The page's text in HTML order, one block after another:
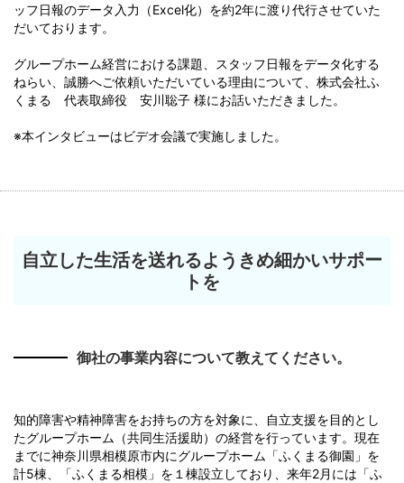
ッフ日報のデータ入力（Excel化）を約2年に渡り代行させていた
だいております。
グループホーム経営における課題、スタッフ日報をデータ化する
ねらい、誠勝へご依頼いただいている理由について、株式会社ふ
くまる 代表取締役 安川聡子 様にお話いただきました。
※本インタビューはビデオ会議で実施しました。
自立した生活を送れるようきめ細かいサポー
トを
御社の事業内容について教えてください。
知的障害や精神障害をお持ちの方を対象に、自立支援を目的とし
たグループホーム（共同生活援助）の経営を行っています。現在
までに神奈川県相模原市内にグループホーム「ふくまる御園」を
計5棟、「ふくまる相模」を１棟設立しており、来年2月には「ふ